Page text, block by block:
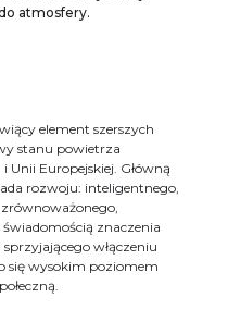
atmosfery.
element szerszych
stanu powietrza
Unii Europejskiej. Główną
rozwoju: inteligentnego,
świadomością znaczenia
włączeniu
się wysokim poziomem